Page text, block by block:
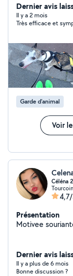
Dernier avis
Il y a 2 mois
Très efficace et
Garde d’animal
Voir
Céléna
Présentation
Motivee
Dernier avis
Il y a plus de 6 mois
Bonne discussion ?